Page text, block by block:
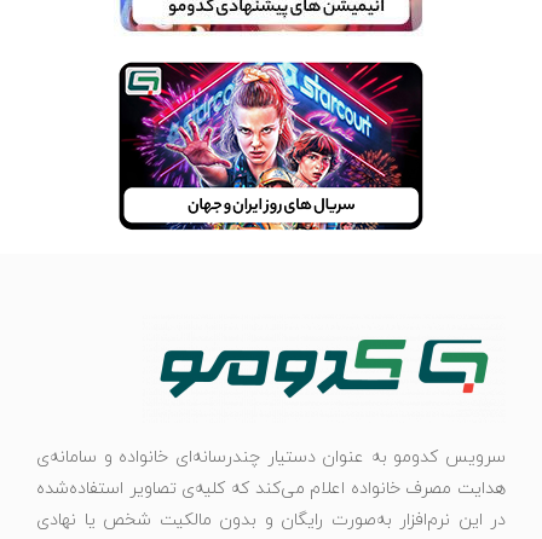
سرویس کدومو به عنوان دستیار چندرسانه‌ای خانواده و سامانه‌ی
هدایت مصرف خانواده اعلام می‌کند که کلیه‌ی تصاویر استفاده‌شده
در این نرم‌افزار به‌صورت رایگان و بدون مالکیت شخص یا نهادی